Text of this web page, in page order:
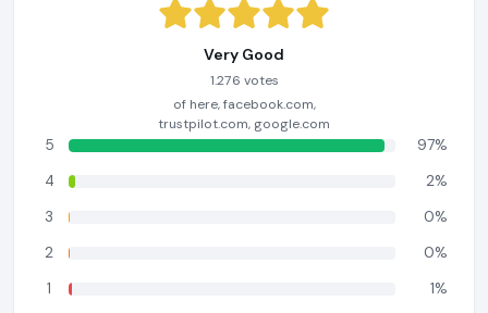
Very Good
1.276 votes
of here, facebook.com,
trustpilot.com, google.com
5
97%
4
2%
3
0%
2
0%
1
1%